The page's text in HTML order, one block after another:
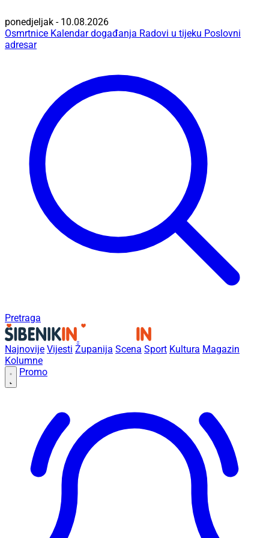
ponedjeljak - 10.08.2026
Osmrtnice Kalendar događanja Radovi u tijeku Poslovni
adresar
Pretraga
Najnovije Vijesti Županija Scena Sport Kultura Magazin
Kolumne
Promo